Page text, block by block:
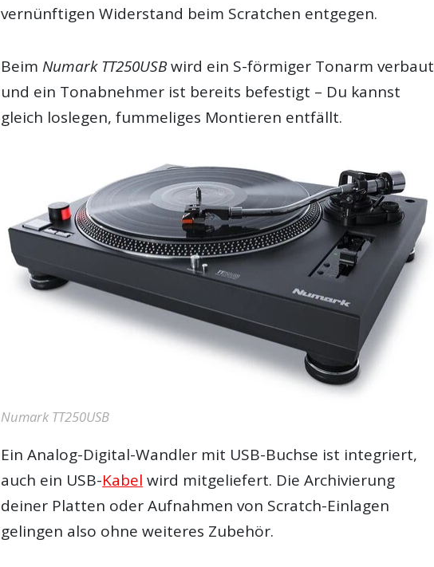
vernünftigen Widerstand beim Scratchen entgegen.
BeimNumark TT250USBwird ein S-förmiger Tonarm verbaut
und ein Tonabnehmer ist bereits befestigt – Du kannst
gleich loslegen, fummeliges Montieren entfällt.
Numark TT250USB
Ein Analog-Digital-Wandler mit USB-Buchse ist integriert,
auch ein USB-Kabel wird mitgeliefert. Die Archivierung
deiner Platten oder Aufnahmen von Scratch-Einlagen
gelingen also ohne weiteres Zubehör.